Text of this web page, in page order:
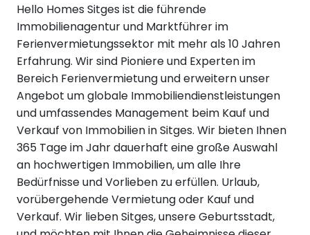
Hello Homes Sitges ist die führende
Immobilienagentur und Marktführer im
Ferienvermietungssektor mit mehr als 10 Jahren
Erfahrung. Wir sind Pioniere und Experten im
Bereich Ferienvermietung und erweitern unser
Angebot um globale Immobiliendienstleistungen
und umfassendes Management beim Kauf und
Verkauf von Immobilien in Sitges. Wir bieten Ihnen
365 Tage im Jahr dauerhaft eine große Auswahl
an hochwertigen Immobilien, um alle Ihre
Bedürfnisse und Vorlieben zu erfüllen. Urlaub,
vorübergehende Vermietung oder Kauf und
Verkauf. Wir lieben Sitges, unsere Geburtsstadt,